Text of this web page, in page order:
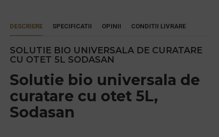
DESCRIERE SPECIFICATII OPINII CONDITII LIVRARE
SOLUTIE BIO UNIVERSALA DE CURATARE
CU OTET 5L SODASAN
Solutie bio universala de
curatare cu otet 5L,
Sodasan